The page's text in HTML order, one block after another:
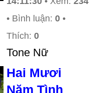
• Bình luận: 0 •
Thích: 0
Tone Nữ
Hai Mươi
Năm Tình